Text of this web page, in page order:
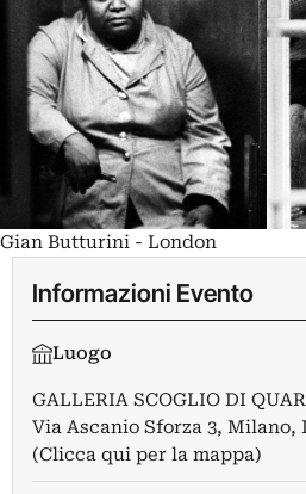
Gian Butturini - London
Informazioni Evento
Luogo
GALLERIA SCOGLIO DI
Via Ascanio Sforza 3, Milano,
(Clicca qui per la mappa)